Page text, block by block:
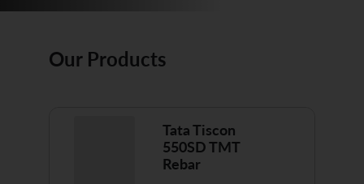
Our Products
Tata Tiscon
550SD TMT
Rebar